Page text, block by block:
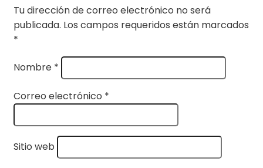
Tu dirección de correo electrónico no será
publicada. Los campos requeridos están marcados
*
Nombre *
Correo electrónico *
Sitio web